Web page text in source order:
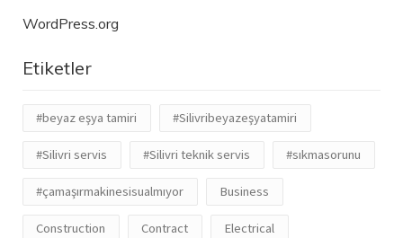
WordPress.org
Etiketler
#beyaz eşya tamiri #Silivribeyazeşyatamiri
#Silivri servis #Silivri teknik servis #sıkmasorunu
#çamaşırmakinesisualmıyor Business
Construction Contract Electrical